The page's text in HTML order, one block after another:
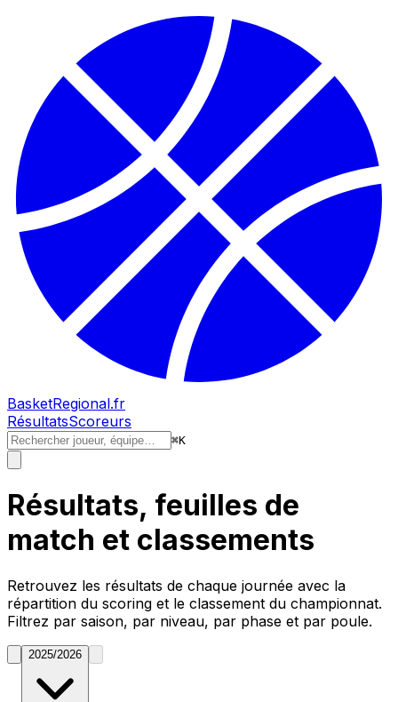
BasketRegional.fr
RésultatsScoreurs
⌘K
Résultats, feuilles de
match et classements
Retrouvez les résultats de chaque journée avec la
répartition du scoring et le classement du championnat.
Filtrez par saison, par niveau, par phase et par poule.
2025/2026